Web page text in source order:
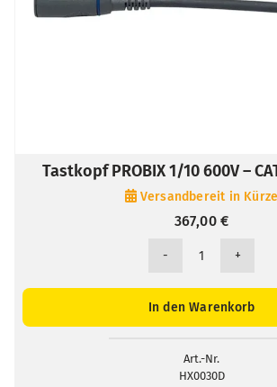
Tastkopf PROBIX 1/10 600V –
Versandbereit in Kürze
367,00€
Tastkopf
1/10
CAT
III
In den Warenkorb
Art.-Nr.
HX0030D